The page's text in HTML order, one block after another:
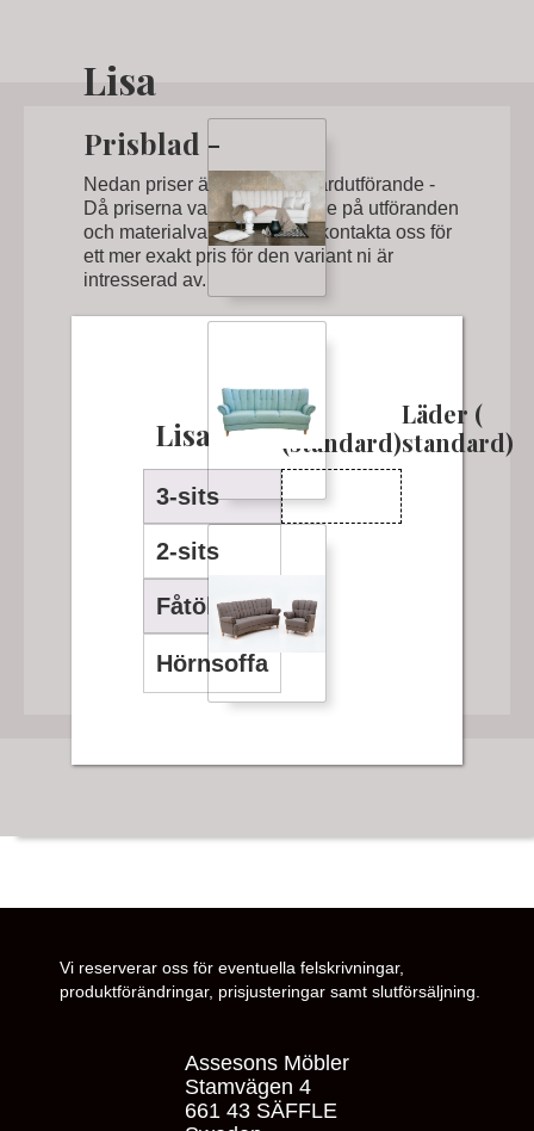
Lisa
Prisblad -
Nedan priser är för ett standardutförande -
Då priserna varierar beroende på utföranden
och materialval, ber vi er att kontakta oss för
ett mer exakt pris för den variant ni är
intresserad av.
Lisa
Tyg
(standard)
Läder (
standard)
3-sits
Hörnsoffa
2-sits
Fåtölj
Vi reserverar oss för eventuella felskrivningar,
produktförändringar, prisjusteringar samt slutförsäljning.
Assesons Möbler
Stamvägen 4
661 43 SÄFFLE